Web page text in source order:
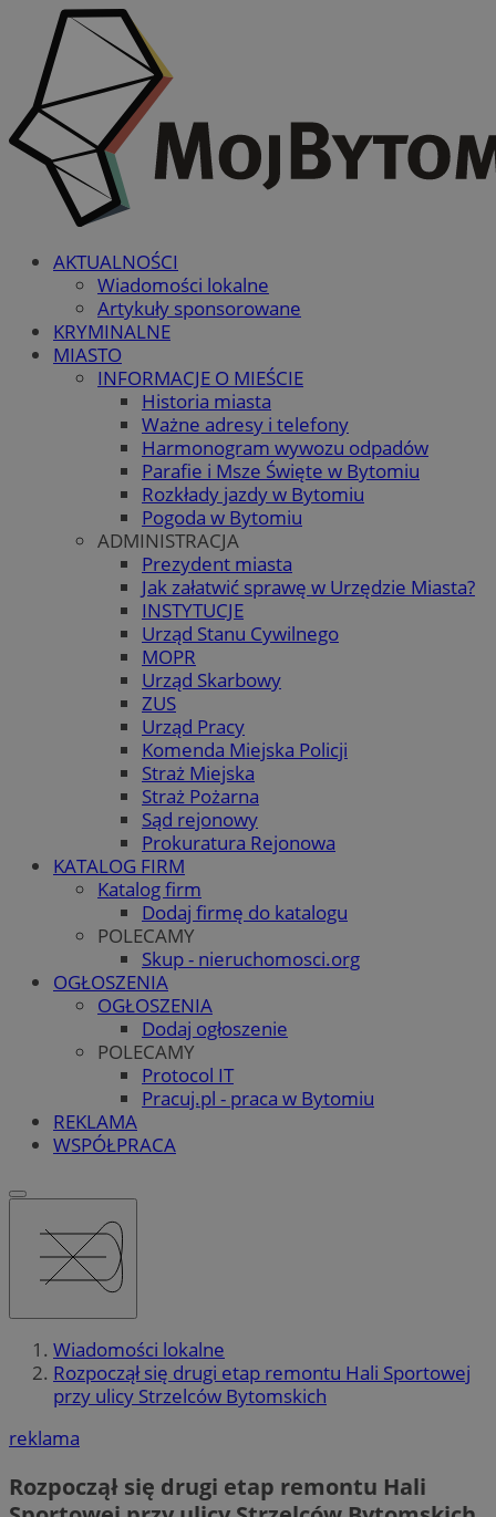
AKTUALNOŚCI
Wiadomości lokalne
Artykuły sponsorowane
KRYMINALNE
MIASTO
INFORMACJE O MIEŚCIE
Historia miasta
Ważne adresy i telefony
Harmonogram wywozu odpadów
Parafie i Msze Święte w Bytomiu
Rozkłady jazdy w Bytomiu
Pogoda w Bytomiu
ADMINISTRACJA
Prezydent miasta
Jak załatwić sprawę w Urzędzie Miasta?
INSTYTUCJE
Urząd Stanu Cywilnego
MOPR
Urząd Skarbowy
ZUS
Urząd Pracy
Komenda Miejska Policji
Straż Miejska
Straż Pożarna
Sąd rejonowy
Prokuratura Rejonowa
KATALOG FIRM
Katalog firm
Dodaj firmę do katalogu
POLECAMY
Skup - nieruchomosci.org
OGŁOSZENIA
OGŁOSZENIA
Dodaj ogłoszenie
POLECAMY
Protocol IT
Pracuj.pl - praca w Bytomiu
REKLAMA
WSPÓŁPRACA
Wiadomości lokalne
Rozpoczął się drugi etap remontu Hali Sportowej
przy ulicy Strzelców Bytomskich
reklama
Rozpoczął się drugi etap remontu Hali